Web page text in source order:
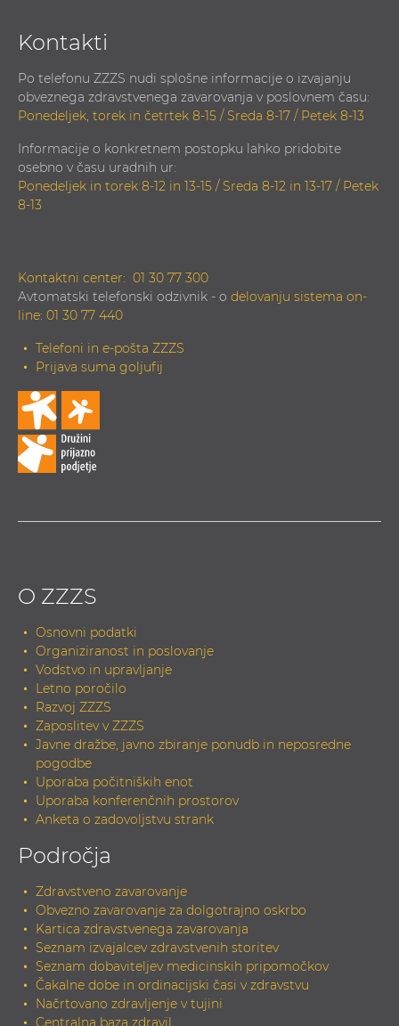
Kontakti
Po telefonu ZZZS nudi splošne informacije o izvajanju
obveznega zdravstvenega zavarovanja v poslovnem času:
Ponedeljek, torek in četrtek 8-15 / Sreda 8-17 / Petek 8-13
Informacije o konkretnem postopku lahko pridobite
osebno v času uradnih ur:
Ponedeljek in torek 8-12 in 13-15 / Sreda 8-12 in 13-17 / Petek
8-13
Kontaktni center: 01 30 77 300
Avtomatski telefonski odzivnik - o delovanju sistema on-
line: 01 30 77 440
Telefoni in e-pošta ZZZS
Prijava suma goljufij
O ZZZS
Osnovni podatki
Organiziranost in poslovanje
Vodstvo in upravljanje
Letno poročilo
Razvoj ZZZS
Zaposlitev v ZZZS
Javne dražbe, javno zbiranje ponudb in neposredne
pogodbe
Uporaba počitniških enot
Uporaba konferenčnih prostorov
Anketa o zadovoljstvu strank
Področja
Zdravstveno zavarovanje
Obvezno zavarovanje za dolgotrajno oskrbo
Kartica zdravstvenega zavarovanja
Seznam izvajalcev zdravstvenih storitev
Seznam dobaviteljev medicinskih pripomočkov
Čakalne dobe in ordinacijski časi v zdravstvu
Načrtovano zdravljenje v tujini
Centralna baza zdravil